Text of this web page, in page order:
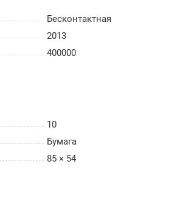
Бесконтактная
2013
400000
10
Бумага
85 × 54